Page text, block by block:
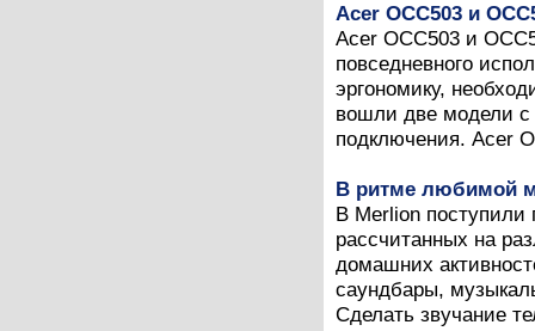
Acer OCC503 и
Acer OCC503 и
повседневного
эргономику,
вошли две модели с
подключения. Acer
В ритме любимой
В Merlion поступили
рассчитанных на
домашних
саундбары,
Сделать звучание